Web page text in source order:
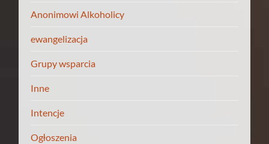
Anonimowi Alkoholicy
ewangelizacja
Grupy wsparcia
Inne
Intencje
Ogłoszenia